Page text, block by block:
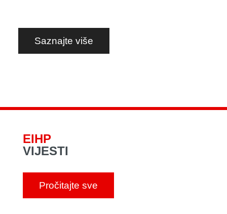
Saznajte više
EIHP
VIJESTI
Pročitajte sve